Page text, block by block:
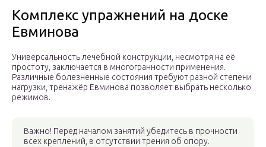
Комплекс упражнений на доске
Евминова
Универсальность лечебной конструкции, несмотря на её
простоту, заключается в многогранности применения.
Различные болезненные состояния требуют разной степени
нагрузки, тренажёр Евминова позволяет выбрать несколько
режимов.
Важно! Перед началом занятий убедитесь в прочности
всех креплений, в отсутствии трения об опору.